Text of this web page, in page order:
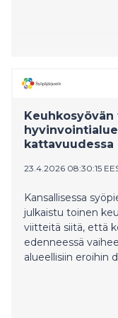
23.4.2026 08:30:15
Kansallisessa
julkaistu toinen
viitteitä siitä, että
edenneessä
alueellisiin eroihin